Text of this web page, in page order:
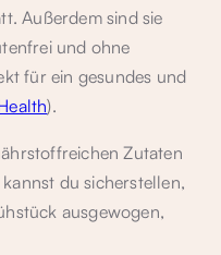
Außerdem sind sie
und ohne
für ein gesundes und
).
Zutaten
du sicherstellen,
ausgewogen,